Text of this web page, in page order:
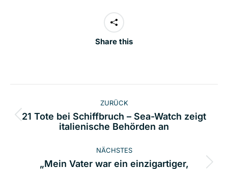
Share this
ZURÜCK
Vorheriger
21 Tote bei Schiffbruch – Sea-Watch zeigt
italienische Behörden an
NÄCHSTES
„Mein Vater war ein einzigartiger,